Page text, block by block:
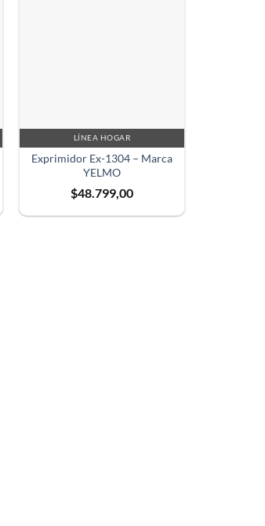
LÍNEA HOGAR
Exprimidor Ex-1304 – Marca
YELMO
$48.799,00